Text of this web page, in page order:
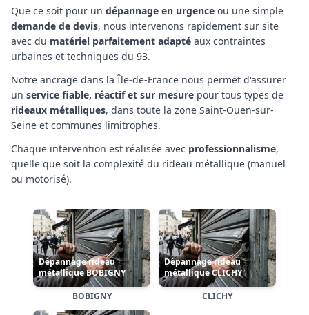
Que ce soit pour un dépannage en urgence ou une simple
demande de devis, nous intervenons rapidement sur site
avec du matériel parfaitement adapté aux contraintes
urbaines et techniques du 93.
Notre ancrage dans la Île-de-France nous permet d'assurer
un service fiable, réactif et sur mesure pour tous types de
rideaux métalliques, dans toute la zone Saint-Ouen-sur-
Seine et communes limitrophes.
Chaque intervention est réalisée avec professionnalisme,
quelle que soit la complexité du rideau métallique (manuel
ou motorisé).
Dépannage rideau
DRANCY
Dépannage rideau
ENGHIEN-LES-BAINS
métallique ÉPINAY-SUR-
SEINE
ÉPINAY-SUR-SEINE